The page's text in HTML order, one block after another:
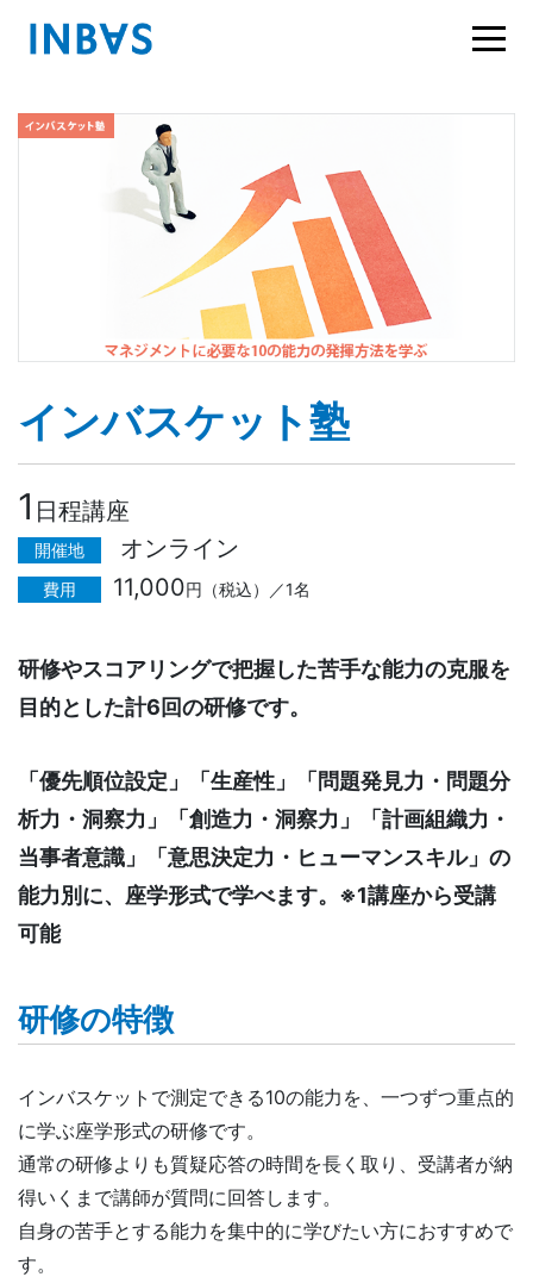
インバスケット塾
1 日程講座
開催地 オンライン
費用 11,000円（税込）／1名
研修やスコアリングで把握した苦手な能力の克服を
目的とした計6回の研修です。
「優先順位設定」「生産性」「問題発見力・問題分
析力・洞察力」「創造力・洞察力」「計画組織力・
当事者意識」「意思決定力・ヒューマンスキル」の
能力別に、座学形式で学べます。※1講座から受講
可能
研修の特徴
インバスケットで測定できる10の能力を、一つずつ重点的
に学ぶ座学形式の研修です。
通常の研修よりも質疑応答の時間を長く取り、受講者が納
得いくまで講師が質問に回答します。
自身の苦手とする能力を集中的に学びたい方におすすめで
す。